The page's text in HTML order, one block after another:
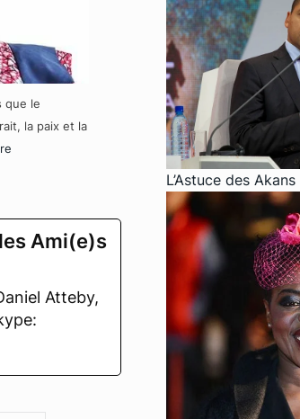
que le
la paix et la
Ami(e)s
Atteby,
L’Astuce des